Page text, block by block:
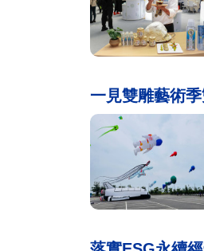
一見雙雕藝術